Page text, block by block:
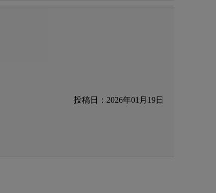
投稿日：2026年01月19日